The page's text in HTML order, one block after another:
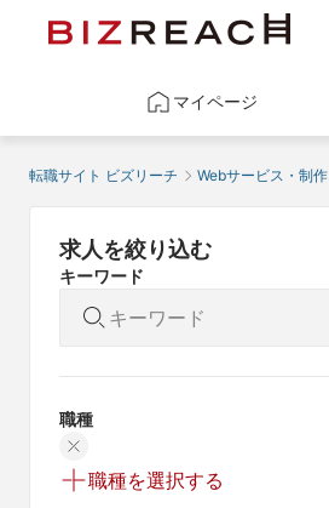
マイページ
転職サイト ビズリーチ Webサービス・制作
求人を絞り込む
キーワード
職種
職種を選択する